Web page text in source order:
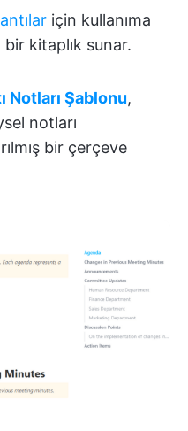
için kullanıma
kitaplık sunar.
Notları Şablonu,
notları
bir çerçeve